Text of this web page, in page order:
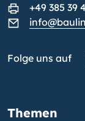
+49 385 39
Folge uns auf
Themen